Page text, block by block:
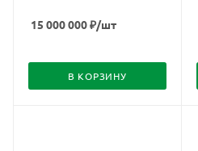
15 000 000₽/шт
В КОРЗИНУ